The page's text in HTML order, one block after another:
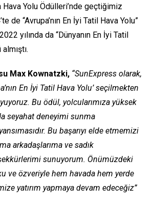
Yolu Ödülleri’nde geçtiğimiz
de “Avrupa’nın En İyi Tatil Hava Yolu”
yılında da “Dünyanın En İyi Tatil
Max Kownatzki, “SunExpress olarak,
En İyi Tatil Hava Yolu’ seçilmekten
Bu ödül, yolcularımıza yüksek
seyahat deneyimi sunma
Bu başarıyı elde etmemizi
arkadaşlarıma ve sadık
sunuyorum. Önümüzdeki
ve özveriyle hem havada hem yerde
yatırım yapmaya devam edeceğiz”